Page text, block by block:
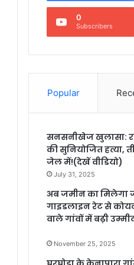
0
Subscribers
Popular
सनसनीखेज खुलासा:
की सुनियोजित हत्या,
जेल में!(देखें वीडियो)
July 31, 2025
अब जमीन का मिलेगा
गाइडलाइन रेट से
वाले गांवों में बढ़ी
November 25, 2025